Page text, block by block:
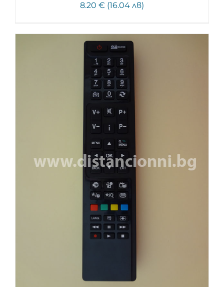
8.20 € (16.04 лв)